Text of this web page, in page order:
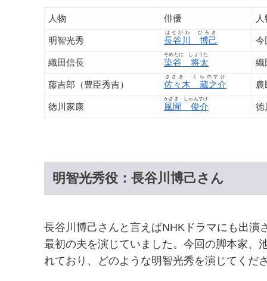
人物 俳優
明智光秀 長谷川 博己
はせがわ ひろき
今
織田信長 染谷 将太
そめたに しょうた
織
藤吉郎（豊臣秀吉） 佐々木 蔵之介
ささき くらのすけ
農
徳川家康 風間 俊介
かざま しゅんすけ
徳
明智光秀役：長谷川博己さん
長谷川博己さんと言えばNHKドラマにも出
最初の夫を演じていました。今回の脚本家、
れており、どのような明智光秀を演じてくだ